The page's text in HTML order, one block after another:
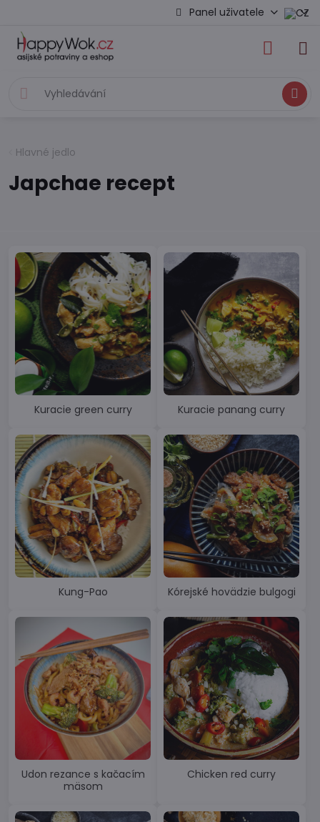
Panel uživatele
Hledat
Hlavné jedlo
Japchae recept
Kuracie green curry Kuracie panang curry
Kung-Pao Kórejské hovädzie bulgogi
Udon rezance s kačacím
mäsom
Chicken red curry